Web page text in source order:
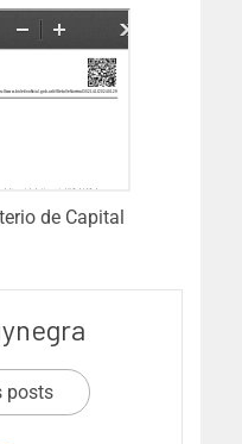
de Capital
posts